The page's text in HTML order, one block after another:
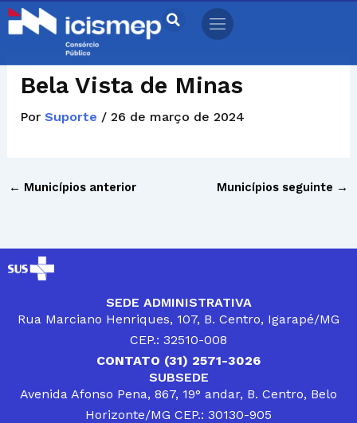
Ir
para
Bela Vista de Minas
Por Suporte / 26 de março de 2024
← Municípios anterior Municípios seguinte →
SEDE ADMINISTRATIVA
Rua Marciano Henriques, 107, B. Centro, Igarapé/MG
CEP.: 32510-008
CONTATO (31) 2571-3026
SUBSEDE
Avenida Afonso Pena, 867, 19° andar, B. Centro, Belo
Horizonte/MG CEP.: 30130-905